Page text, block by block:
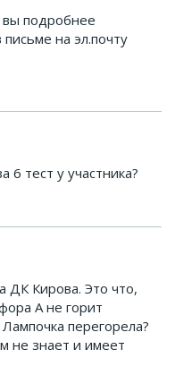
подробнее
на эл.почту
6 тест у участника?
ДК Кирова. Это что,
А не горит
перегорела?
не знает и имеет